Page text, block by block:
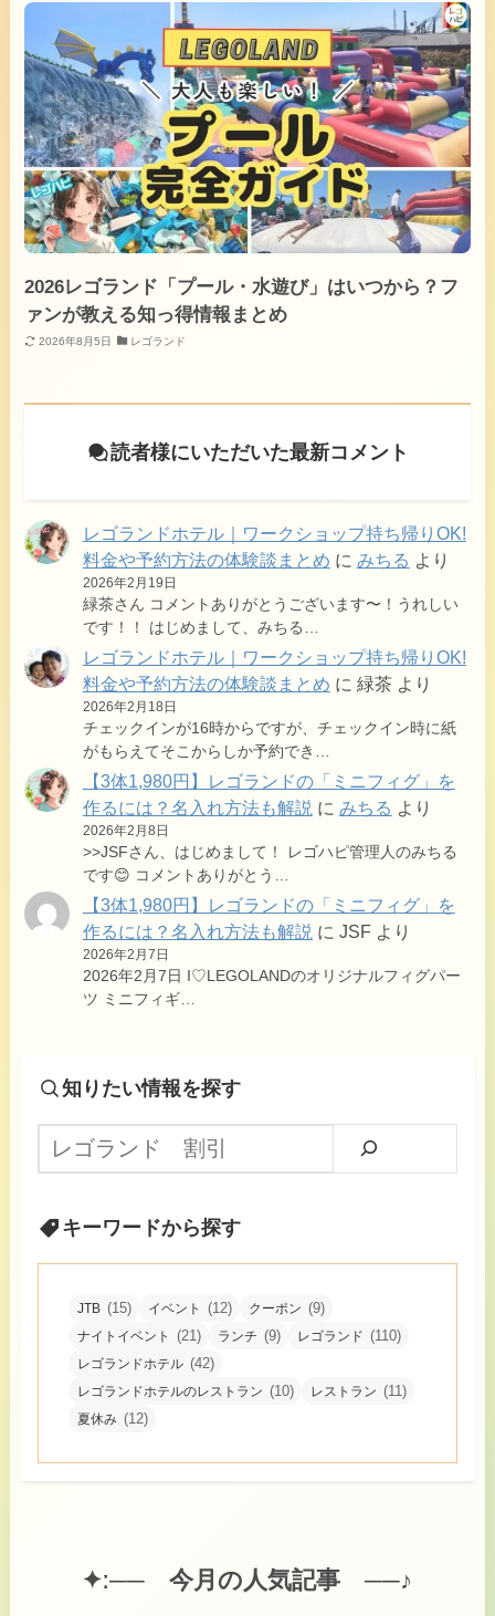
2026レゴランド「プール・水遊び」はいつから？フ
ァンが教える知っ得情報まとめ
2026年8月5日 レゴランド
読者様にいただいた最新コメント
レゴランドホテル｜ワークショップ持ち帰りOK!
料金や予約方法の体験談まとめ に みちる より
2026年2月19日
緑茶さん コメントありがとうございます〜！うれしい
です！！ はじめまして、みちる…
レゴランドホテル｜ワークショップ持ち帰りOK!
料金や予約方法の体験談まとめ に 緑茶より
2026年2月18日
チェックインが16時からですが、チェックイン時に紙
がもらえてそこからしか予約でき…
【3体1,980円】レゴランドの「ミニフィグ」を
作るには？名入れ方法も解説 に みちる より
2026年2月8日
>>JSFさん、はじめまして！ レゴハピ管理人のみちる
です😊 コメントありがとう…
【3体1,980円】レゴランドの「ミニフィグ」を
作るには？名入れ方法も解説 に JSFより
2026年2月7日
2026年2月7日 I♡LEGOLANDのオリジナルフィグパー
ツ ミニフィギ…
知りたい情報を探す
知りたい情報を検索
キーワードから探す
JTB (15) イベント (12) クーポン (9)
ナイトイベント (21) ランチ (9) レゴランド (110)
レゴランドホテル (42)
レゴランドホテルのレストラン (10) レストラン (11)
夏休み (12)
✦ː── 今月の人気記事 ──♪